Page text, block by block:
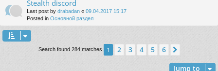
Stealth discord
Last post by drabadan « 09.04.2017 15:17
Posted in Основной раздел
Search found 284 matches 1 2 3 4 5 6
Jump to